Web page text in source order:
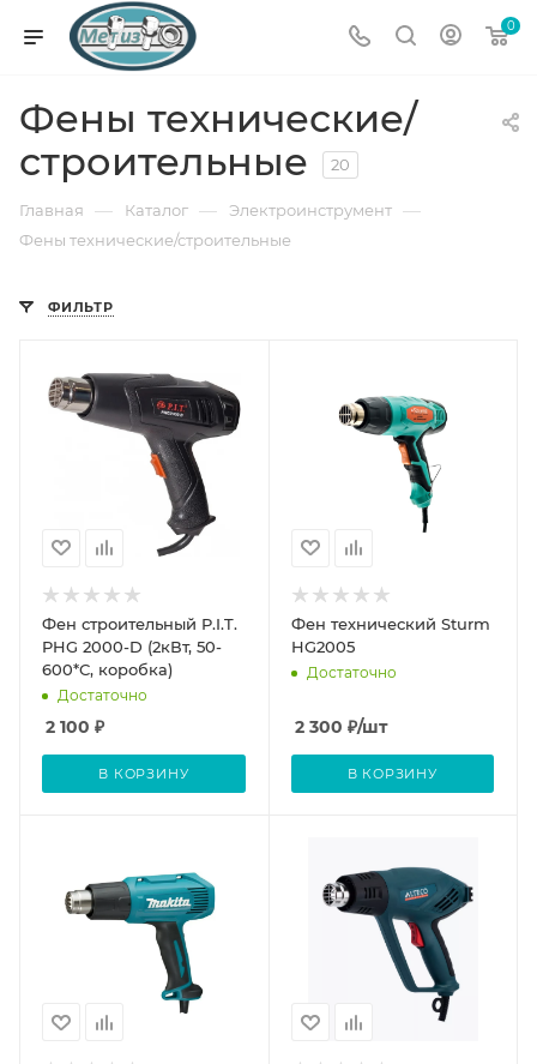
0
Фены технические/
строительные
20
Главная — Каталог — Электроинструмент —
Фены технические/строительные
ФИЛЬТР
Фен строительный P.I.T.
PHG 2000-D (2кВт, 50-
600*С, коробка)
Достаточно
2 100 ₽
В КОРЗИНУ
Фен технический Sturm
HG2005
Достаточно
2 300 ₽/шт
В КОРЗИНУ